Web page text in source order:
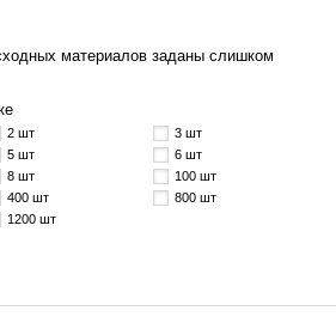
материалов заданы слишком
2 шт
3 шт
5 шт
6 шт
8 шт
100 шт
400 шт
800 шт
1200 шт